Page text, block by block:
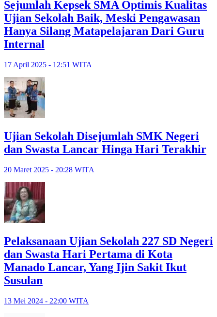
Sejumlah Kepsek SMA Optimis Kualitas
Ujian Sekolah Baik, Meski Pengawasan
Hanya Silang Matapelajaran Dari Guru
Internal
17 April 2025 - 12:51 WITA
Ujian Sekolah Disejumlah SMK Negeri
dan Swasta Lancar Hinga Hari Terakhir
20 Maret 2025 - 20:28 WITA
Pelaksanaan Ujian Sekolah 227 SD Negeri
dan Swasta Hari Pertama di Kota
Manado Lancar, Yang Ijin Sakit Ikut
Susulan
13 Mei 2024 - 22:00 WITA